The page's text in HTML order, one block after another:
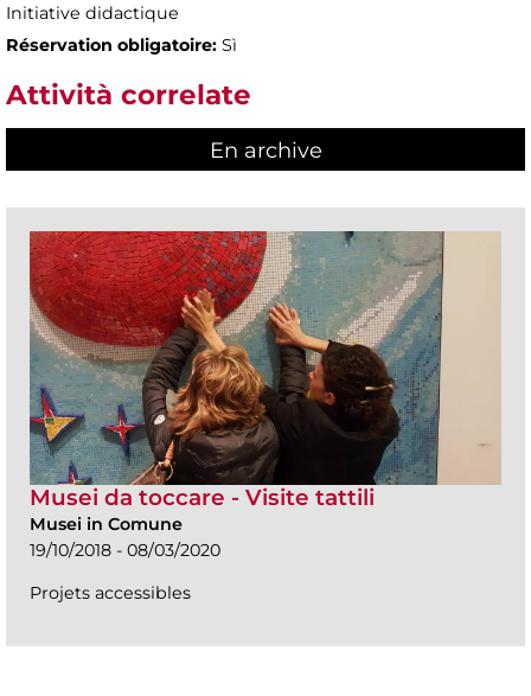
Initiative didactique
Réservation obligatoire: Sì
Attività correlate
En archive
Musei da toccare - Visite tattili
Musei in Comune
19/10/2018 - 08/03/2020
Projets accessibles